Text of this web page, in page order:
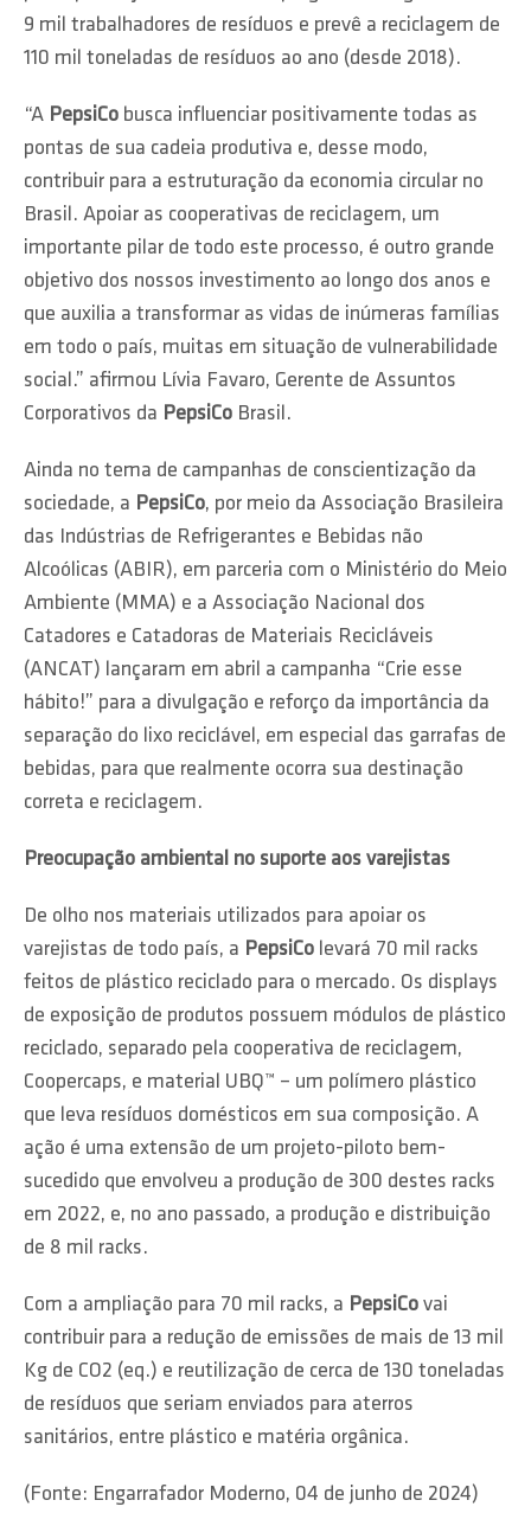
9 mil trabalhadores de resíduos e prevê a reciclagem de
110 mil toneladas de resíduos ao ano (desde 2018).
“A PepsiCo busca influenciar positivamente todas as
pontas de sua cadeia produtiva e, desse modo,
contribuir para a estruturação da economia circular no
Brasil. Apoiar as cooperativas de reciclagem, um
importante pilar de todo este processo, é outro grande
objetivo dos nossos investimento ao longo dos anos e
que auxilia a transformar as vidas de inúmeras famílias
em todo o país, muitas em situação de vulnerabilidade
social.” afirmou Lívia Favaro, Gerente de Assuntos
Corporativos da PepsiCo Brasil.
Ainda no tema de campanhas de conscientização da
sociedade, a PepsiCo, por meio da Associação Brasileira
das Indústrias de Refrigerantes e Bebidas não
Alcoólicas (ABIR), em parceria com o Ministério do Meio
Ambiente (MMA) e a Associação Nacional dos
Catadores e Catadoras de Materiais Recicláveis
(ANCAT) lançaram em abril a campanha “Crie esse
hábito!” para a divulgação e reforço da importância da
separação do lixo reciclável, em especial das garrafas de
bebidas, para que realmente ocorra sua destinação
correta e reciclagem.
Preocupação ambiental no suporte aos varejistas
De olho nos materiais utilizados para apoiar os
varejistas de todo país, a PepsiCo levará 70 mil racks
feitos de plástico reciclado para o mercado. Os displays
de exposição de produtos possuem módulos de plástico
reciclado, separado pela cooperativa de reciclagem,
Coopercaps, e material UBQ™ – um polímero plástico
que leva resíduos domésticos em sua composição. A
ação é uma extensão de um projeto-piloto bem-
sucedido que envolveu a produção de 300 destes racks
em 2022, e, no ano passado, a produção e distribuição
de 8 mil racks.
Com a ampliação para 70 mil racks, a PepsiCo vai
contribuir para a redução de emissões de mais de 13 mil
Kg de CO2 (eq.) e reutilização de cerca de 130 toneladas
de resíduos que seriam enviados para aterros
sanitários, entre plástico e matéria orgânica.
(Fonte: Engarrafador Moderno, 04 de junho de 2024)